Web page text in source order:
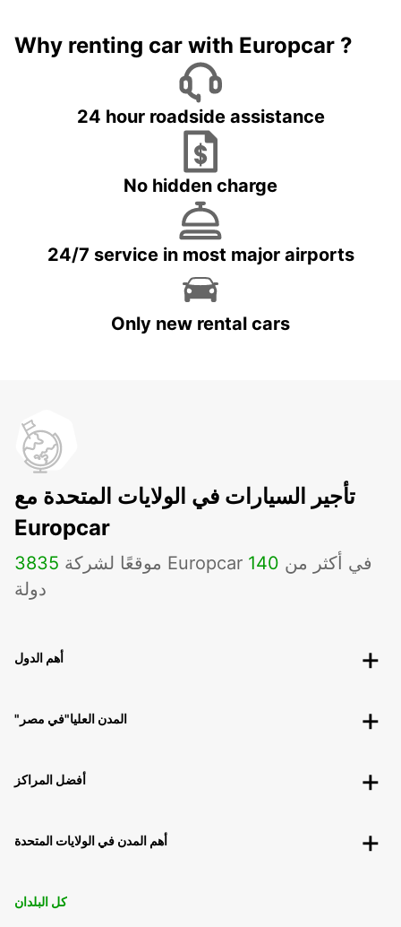
Why renting car with Europcar ?
24 hour roadside assistance
No hidden charge
24/7 service in most major airports
Only new rental cars
تأجير السيارات في الولايات المتحدة مع
Europcar
3835 موقعًا لشركة Europcar في أكثر من 140
دولة
أهم الدول
"المدن العليا"في مصر
أفضل المراكز
أهم المدن في الولايات المتحدة
كل البلدان